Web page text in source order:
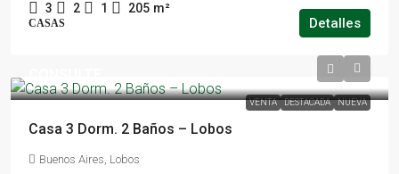
3 2 1 205 m²
CASAS Detalles
VENTA DESTACADA NUEVA
Casa 3 Dorm. 2 Baños – Lobos
Buenos Aires, Lobos